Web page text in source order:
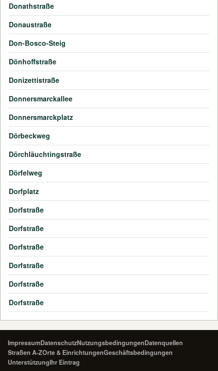
Donathstraße
Donaustraße
Don-Bosco-Steig
Dönhoffstraße
Donizettistraße
Donnersmarckallee
Donnersmarckplatz
Dörbeckweg
Dörchläuchtingstraße
Dörfelweg
Dorfplatz
Dorfstraße
Dorfstraße
Dorfstraße
Dorfstraße
Dorfstraße
Dorfstraße
ImpressumDatenschutzNutzungsbedingungenDatenquellen
Straßen A-ZOrte & EinrichtungenGeschäftsbedingungen
UnterstützungIhr Eintrag